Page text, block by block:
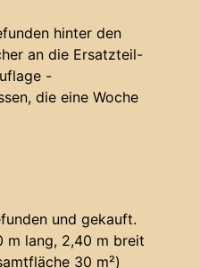
hinter den
an die Ersatzteil-
-
die eine Woche
und gekauft.
m lang, 2,40 m breit
30 m²)